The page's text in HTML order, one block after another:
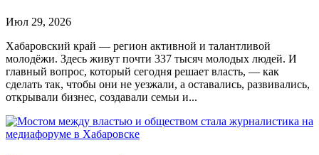
Июл 29, 2026
Хабаровский край — регион активной и талантливой
молодёжи. Здесь живут почти 337 тысяч молодых людей. И
главный вопрос, который сегодня решает власть, — как
сделать так, чтобы они не уезжали, а оставались, развивались,
открывали бизнес, создавали семьи и...